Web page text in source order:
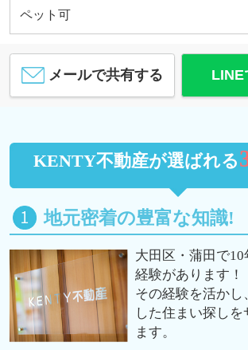
ペット可
メールで共有する LINE
KENTY不動産が選ばれる
地元密着の豊富な知識!
大田区・蒲田で
経験があります！
その経験を活か
した住まい探し
ます。